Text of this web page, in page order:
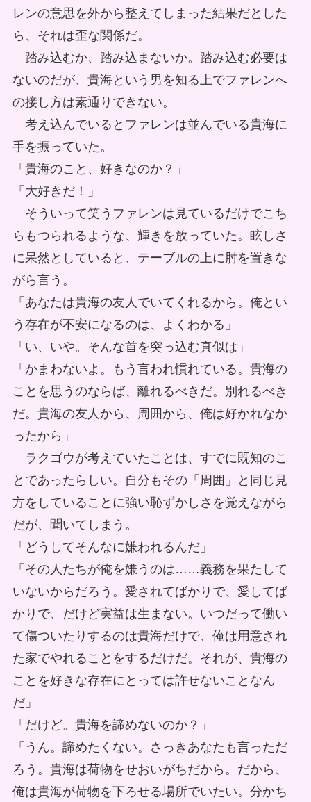
レンの意思を外から整えてしまった結果だとした
ら、それは歪な関係だ。
踏み込むか、踏み込まないか。踏み込む必要は
ないのだが、貴海という男を知る上でファレンへ
の接し方は素通りできない。
考え込んでいるとファレンは並んでいる貴海に
手を振っていた。
「貴海のこと、好きなのか？」
「大好きだ！」
そういって笑うファレンは見ているだけでこち
らもつられるような、輝きを放っていた。眩しさ
に呆然としていると、テーブルの上に肘を置きな
がら言う。
「あなたは貴海の友人でいてくれるから。俺とい
う存在が不安になるのは、よくわかる」
「い、いや。そんな首を突っ込む真似は」
「かまわないよ。もう言われ慣れている。貴海の
ことを思うのならば、離れるべきだ。別れるべき
だ。貴海の友人から、周囲から、俺は好かれなか
ったから」
ラクゴウが考えていたことは、すでに既知のこ
とであったらしい。自分もその「周囲」と同じ見
方をしていることに強い恥ずかしさを覚えながら
だが、聞いてしまう。
「どうしてそんなに嫌われるんだ」
「その人たちが俺を嫌うのは……義務を果たして
いないからだろう。愛されてばかりで、愛してば
かりで、だけど実益は生まない。いつだって働い
て傷ついたりするのは貴海だけで、俺は用意され
た家でやれることをするだけだ。それが、貴海の
ことを好きな存在にとっては許せないことなん
だ」
「だけど。貴海を諦めないのか？」
「うん。諦めたくない。さっきあなたも言っただ
ろう。貴海は荷物をせおいがちだから。だから、
俺は貴海が荷物を下ろせる場所でいたい。分かち